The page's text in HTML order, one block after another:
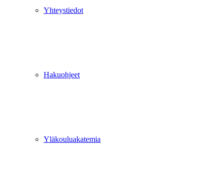
Yhteystiedot
Hakuohjeet
Yläkouluakatemia